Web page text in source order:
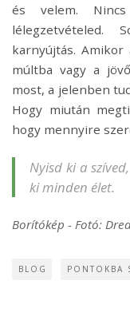
és velem.
karnyújtás. Amikor
múltba vagy a
most, a jelenben
Hogy miután
hogy mennyire
Nyisd ki a
ki minden élet.
Borítókép - Fotó:
BLOG PONTOKBA